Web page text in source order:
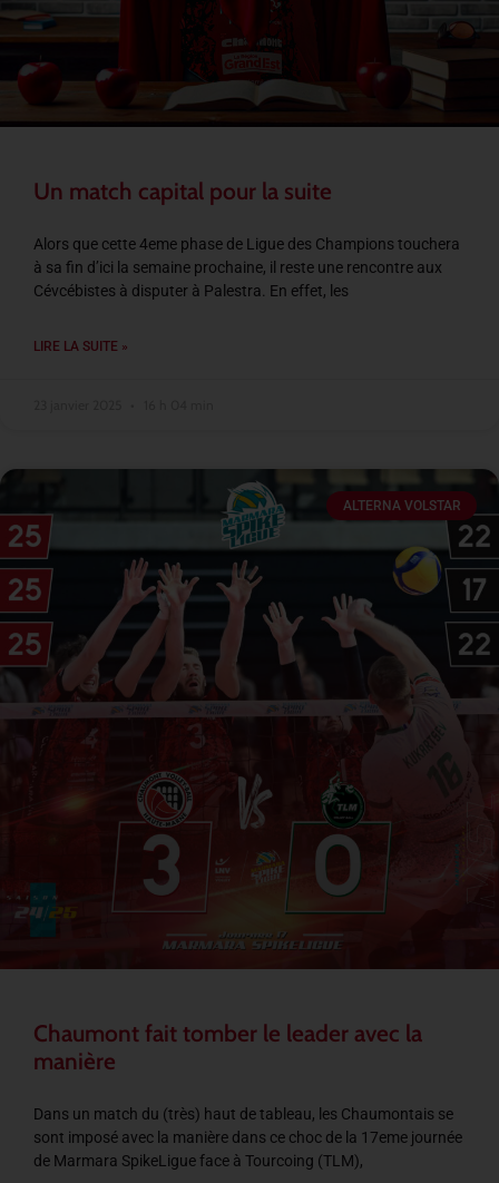
Un match capital pour la suite
Alors que cette 4eme phase de Ligue des Champions touchera
à sa fin d’ici la semaine prochaine, il reste une rencontre aux
Cévcébistes à disputer à Palestra. En effet, les
LIRE LA SUITE »
ALTERNA VOLSTAR
Chaumont fait tomber le leader avec la
manière
Dans un match du (très) haut de tableau, les Chaumontais se
sont imposé avec la manière dans ce choc de la 17eme journée
de Marmara SpikeLigue face à Tourcoing (TLM),